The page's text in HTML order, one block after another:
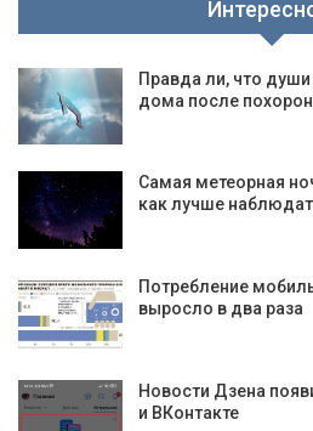
Правда ли, что
дома после похорон
Самая метеорная
как лучше
Потребление
выросло в два раза
Новости Дзена
и ВКонтакте